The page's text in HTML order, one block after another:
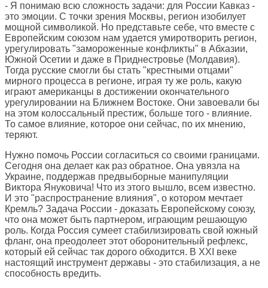
- Я понимаю всю сложность задачи: для России Кавказ -
это эмоции. С точки зрения Москвы, регион изобилует
мощной символикой. Но представьте себе, что вместе с
Европейским союзом нам удается умиротворить регион,
урегулировать "замороженные конфликты" в Абхазии,
Южной Осетии и даже в Приднестровье (Молдавия).
Тогда русские смогли бы стать "крестными отцами"
мирного процесса в регионе, играя ту же роль, какую
играют американцы в достижении окончательного
урегулировании на Ближнем Востоке. Они завоевали бы
на этом колоссальный престиж, больше того - влияние.
То самое влияние, которое они сейчас, по их мнению,
теряют.
Нужно помочь России согласиться со своими границами.
Сегодня она делает как раз обратное. Она увязла на
Украине, поддержав предвыборные манипуляции
Виктора Януковича! Что из этого вышло, всем известно.
И это "распространение влияния", о котором мечтает
Кремль? Задача России - доказать Европейскому союзу,
что она может быть партнером, играющим решающую
роль. Когда Россия сумеет стабилизировать свой южный
фланг, она преодолеет этот оборонительный рефлекс,
который ей сейчас так дорого обходится. В XXI веке
настоящий инструмент державы - это стабилизация, а не
способность вредить.